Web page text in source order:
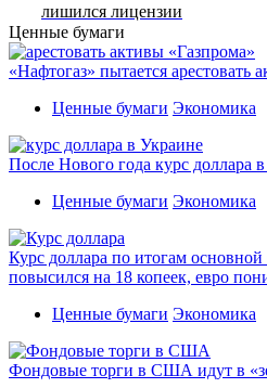
лишился лицензии
Ценные бумаги
«Нафтогаз» пытается арестовать
Ценные бумаги Экономика
После Нового года курс доллара
Ценные бумаги Экономика
Курс доллара по итогам
повысился на 18 копеек, евро
Ценные бумаги Экономика
Фондовые торги в США идут в